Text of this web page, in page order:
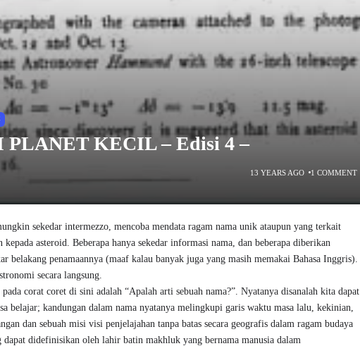
PLANET KECIL – Edisi 4 –
13 YEARS AGO 1 COMMENT
sekedar intermezzo, mencoba mendata ragam nama unik ataupun yang terkait
kepada asteroid. Beberapa hanya sekedar informasi nama, dan beberapa diberikan
belakang penamaannya (maaf kalau banyak juga yang masih memakai Bahasa Inggris).
secara langsung.
corat coret di sini adalah “Apalah arti sebuah nama?”. Nyatanya disanalah kita dapat
belajar; kandungan dalam nama nyatanya melingkupi garis waktu masa lalu, kekinian,
dan sebuah misi visi penjelajahan tanpa batas secara geografis dalam ragam budaya
dapat didefinisikan oleh lahir batin makhluk yang bernama manusia dalam